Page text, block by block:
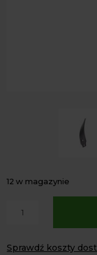
12 w magazynie
prawa
Sprawdź koszty